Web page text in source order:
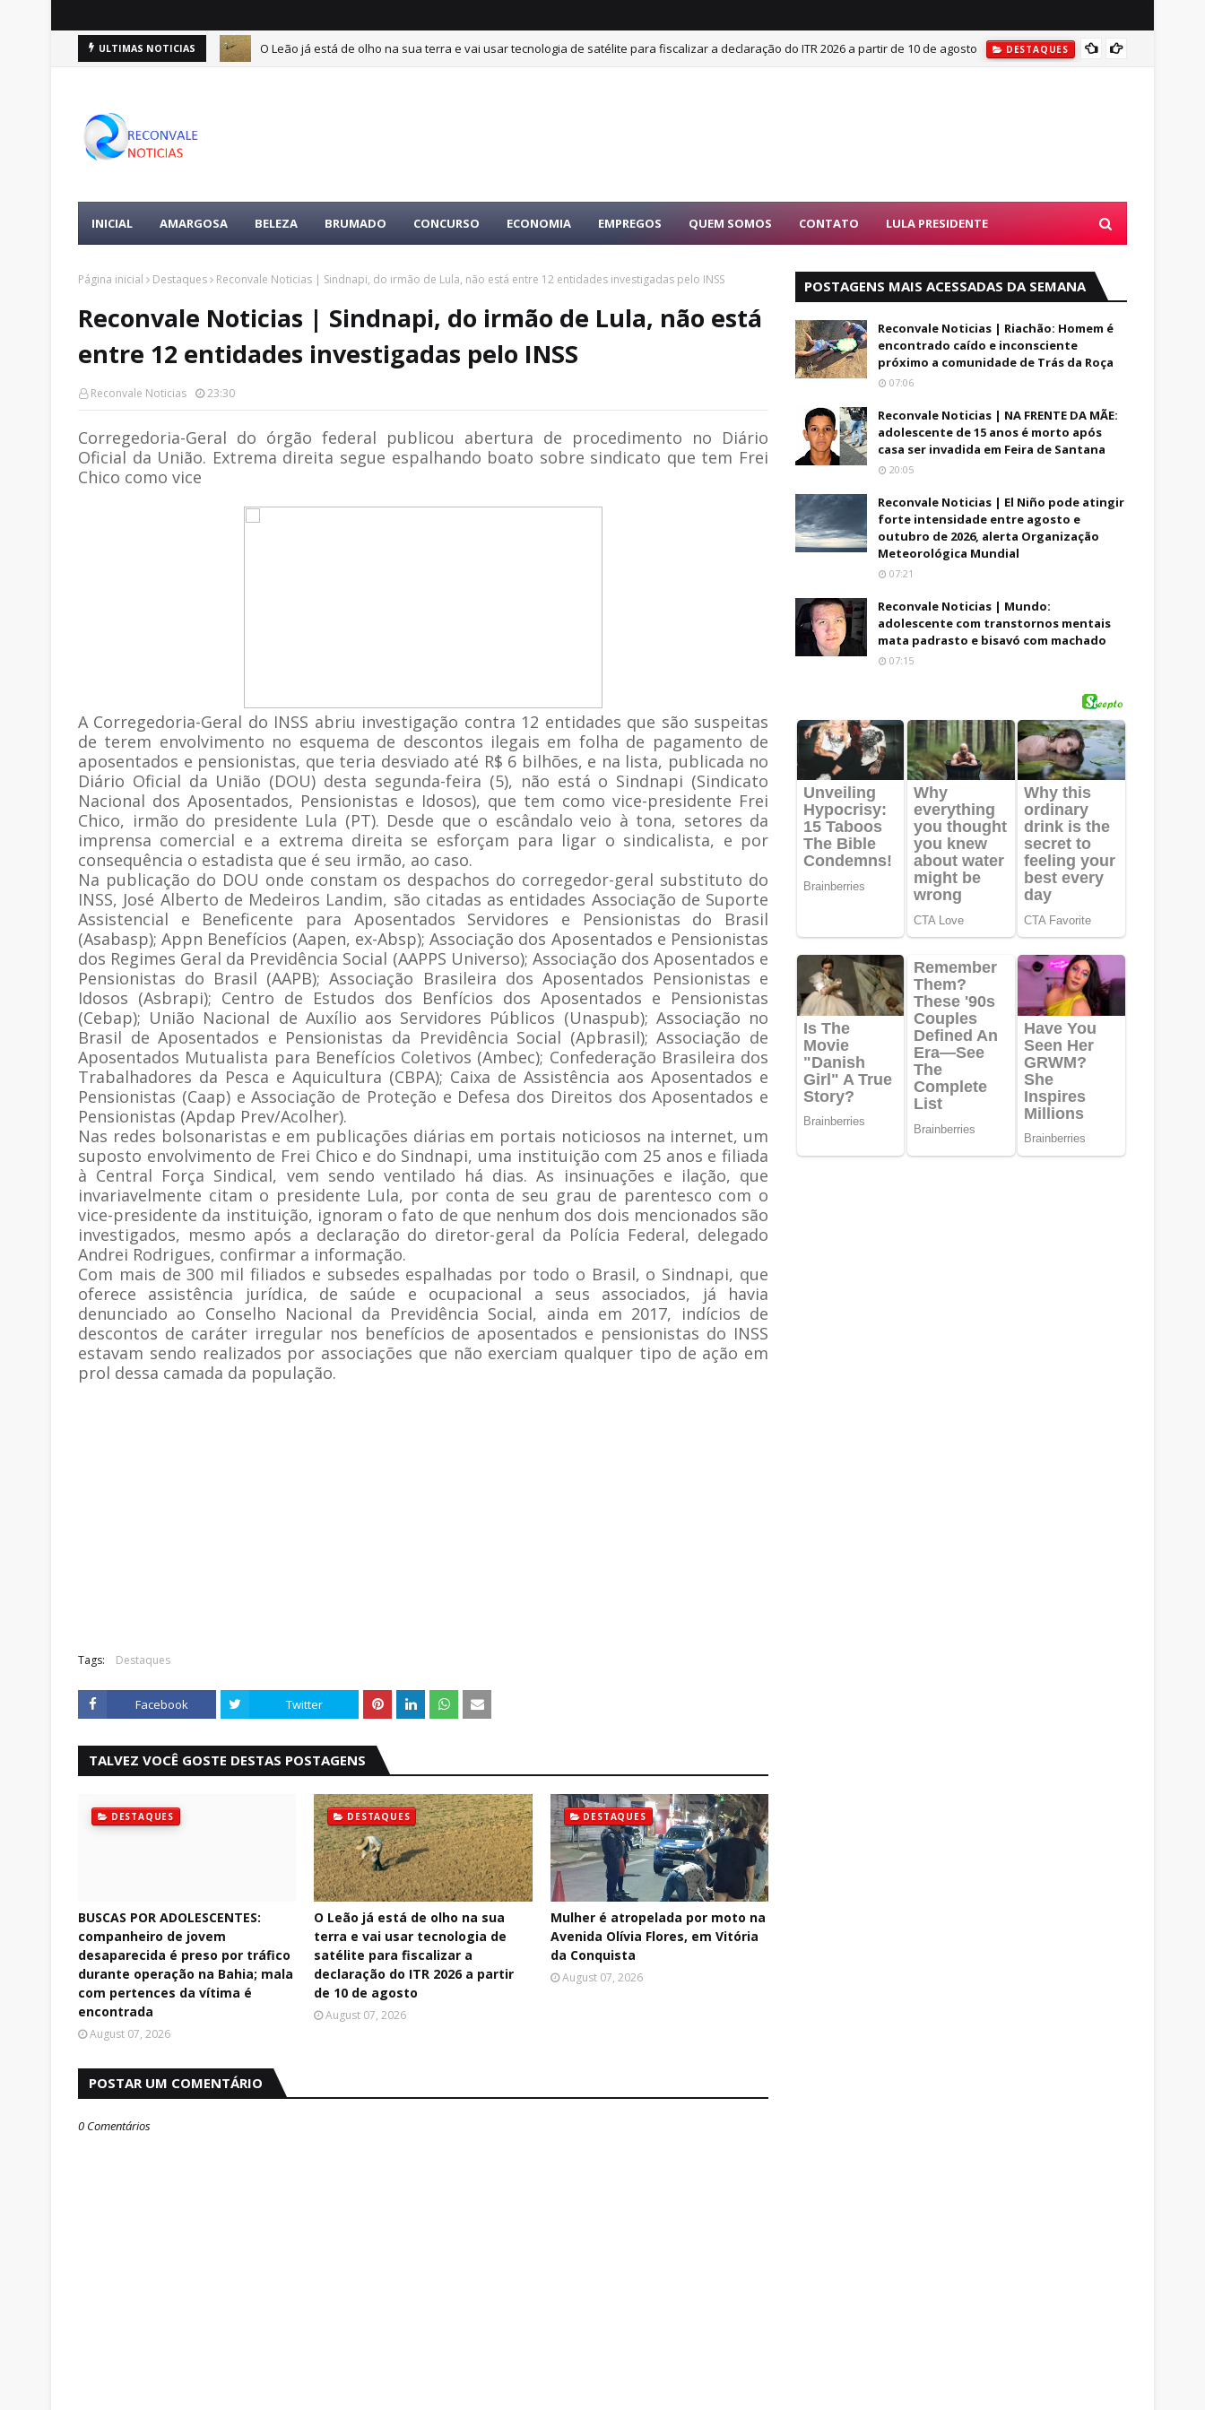
ULTIMAS NOTICIAS O Leão já está de olho na sua terra e vai usar tecnologia de satélite para fiscalizar a declaração do ITR 2026 a partir de 10 de agosto DESTAQUES
INICIAL AMARGOSA BELEZA BRUMADO CONCURSO ECONOMIA EMPREGOS QUEM SOMOS CONTATO LULA PRESIDENTE
Página inicial Destaques Reconvale Noticias | Sindnapi, do irmão de Lula, não está entre 12 entidades investigadas pelo INSS
Reconvale Noticias | Sindnapi, do irmão de Lula, não está
entre 12 entidades investigadas pelo INSS
Reconvale Noticias 23:30
Corregedoria-Geral do órgão federal publicou abertura de procedimento no Diário
Oficial da União. Extrema direita segue espalhando boato sobre sindicato que tem Frei
Chico como vice
A Corregedoria-Geral do INSS abriu investigação contra 12 entidades que são suspeitas
de terem envolvimento no esquema de descontos ilegais em folha de pagamento de
aposentados e pensionistas, que teria desviado até R$ 6 bilhões, e na lista, publicada no
Diário Oficial da União (DOU) desta segunda-feira (5), não está o Sindnapi (Sindicato
Nacional dos Aposentados, Pensionistas e Idosos), que tem como vice-presidente Frei
Chico, irmão do presidente Lula (PT). Desde que o escândalo veio à tona, setores da
imprensa comercial e a extrema direita se esforçam para ligar o sindicalista, e por
consequência o estadista que é seu irmão, ao caso.
Na publicação do DOU onde constam os despachos do corregedor-geral substituto do
INSS, José Alberto de Medeiros Landim, são citadas as entidades Associação de Suporte
Assistencial e Beneficente para Aposentados Servidores e Pensionistas do Brasil
(Asabasp); Appn Benefícios (Aapen, ex-Absp); Associação dos Aposentados e Pensionistas
dos Regimes Geral da Previdência Social (AAPPS Universo); Associação dos Aposentados e
Pensionistas do Brasil (AAPB); Associação Brasileira dos Aposentados Pensionistas e
Idosos (Asbrapi); Centro de Estudos dos Benfícios dos Aposentados e Pensionistas
(Cebap); União Nacional de Auxílio aos Servidores Públicos (Unaspub); Associação no
Brasil de Aposentados e Pensionistas da Previdência Social (Apbrasil); Associação de
Aposentados Mutualista para Benefícios Coletivos (Ambec); Confederação Brasileira dos
Trabalhadores da Pesca e Aquicultura (CBPA); Caixa de Assistência aos Aposentados e
Pensionistas (Caap) e Associação de Proteção e Defesa dos Direitos dos Aposentados e
Pensionistas (Apdap Prev/Acolher).
Nas redes bolsonaristas e em publicações diárias em portais noticiosos na internet, um
suposto envolvimento de Frei Chico e do Sindnapi, uma instituição com 25 anos e filiada
à Central Força Sindical, vem sendo ventilado há dias. As insinuações e ilação, que
invariavelmente citam o presidente Lula, por conta de seu grau de parentesco com o
vice-presidente da instituição, ignoram o fato de que nenhum dos dois mencionados são
investigados, mesmo após a declaração do diretor-geral da Polícia Federal, delegado
Andrei Rodrigues, confirmar a informação.
Com mais de 300 mil filiados e subsedes espalhadas por todo o Brasil, o Sindnapi, que
oferece assistência jurídica, de saúde e ocupacional a seus associados, já havia
denunciado ao Conselho Nacional da Previdência Social, ainda em 2017, indícios de
descontos de caráter irregular nos benefícios de aposentados e pensionistas do INSS
estavam sendo realizados por associações que não exerciam qualquer tipo de ação em
prol dessa camada da população.
Tags: Destaques
Facebook Twitter
TALVEZ VOCÊ GOSTE DESTAS POSTAGENS
DESTAQUES
BUSCAS POR ADOLESCENTES:
companheiro de jovem
desaparecida é preso por tráfico
durante operação na Bahia; mala
com pertences da vítima é
encontrada
August 07, 2026
DESTAQUES
O Leão já está de olho na sua
terra e vai usar tecnologia de
satélite para fiscalizar a
declaração do ITR 2026 a partir
de 10 de agosto
August 07, 2026
DESTAQUES
Mulher é atropelada por moto na
Avenida Olívia Flores, em Vitória
da Conquista
August 07, 2026
POSTAR UM COMENTÁRIO
0 Comentários
POSTAGENS MAIS ACESSADAS DA SEMANA
Reconvale Noticias | Riachão: Homem é
encontrado caído e inconsciente
próximo a comunidade de Trás da Roça
07:06
Reconvale Noticias | NA FRENTE DA MÃE:
adolescente de 15 anos é morto após
casa ser invadida em Feira de Santana
20:05
Reconvale Noticias | El Niño pode atingir
forte intensidade entre agosto e
outubro de 2026, alerta Organização
Meteorológica Mundial
07:21
Reconvale Noticias | Mundo:
adolescente com transtornos mentais
mata padrasto e bisavó com machado
07:15